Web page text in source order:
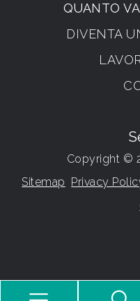
QUANTO
DIVENTA
Copyright ©
Sitemap Privacy